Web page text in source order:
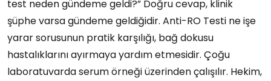
test neden gündeme geldi?” Doğru cevap, klinik
şüphe varsa gündeme geldiğidir. Anti-RO Testi ne işe
yarar sorusunun pratik karşılığı, bağ dokusu
hastalıklarını ayırmaya yardım etmesidir. Çoğu
laboratuvarda serum örneği üzerinden çalışılır. Hekim,